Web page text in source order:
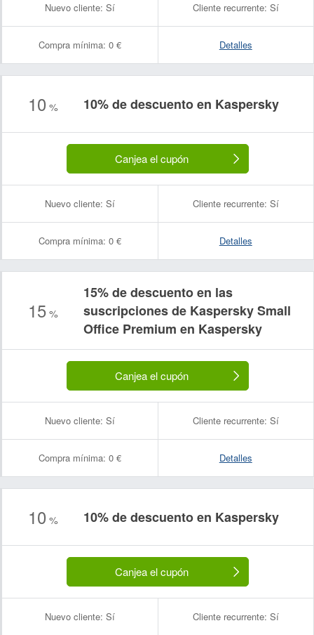
Nuevo cliente: Sí Cliente recurrente: Sí
Compra mínima: 0 € Detalles
10 % 10% de descuento en Kaspersky
Canjea el cupón
Nuevo cliente: Sí Cliente recurrente: Sí
Compra mínima: 0 € Detalles
15 %
15% de descuento en las
suscripciones de Kaspersky Small
Office Premium en Kaspersky
Canjea el cupón
Nuevo cliente: Sí Cliente recurrente: Sí
Compra mínima: 0 € Detalles
10 % 10% de descuento en Kaspersky
Canjea el cupón
Nuevo cliente: Sí Cliente recurrente: Sí